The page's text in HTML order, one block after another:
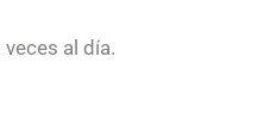
al día.